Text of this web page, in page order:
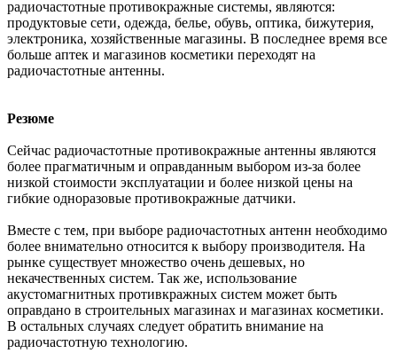
радиочастотные противокражные системы, являются:
продуктовые сети, одежда, белье, обувь, оптика, бижутерия,
электроника, хозяйственные магазины. В последнее время все
больше аптек и магазинов косметики переходят на
радиочастотные антенны.
Резюме
Сейчас радиочастотные противокражные антенны являются
более прагматичным и оправданным выбором из-за более
низкой стоимости эксплуатации и более низкой цены на
гибкие одноразовые противокражные датчики.
Вместе с тем, при выборе радиочастотных антенн необходимо
более внимательно относится к выбору производителя. На
рынке существует множество очень дешевых, но
некачественных систем. Так же, использование
акустомагнитных противкражных систем может быть
оправдано в строительных магазинах и магазинах косметики.
В остальных случаях следует обратить внимание на
радиочастотную технологию.